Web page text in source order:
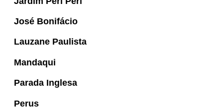
José Bonifácio
Lauzane Paulista
Mandaqui
Parada Inglesa
Perus